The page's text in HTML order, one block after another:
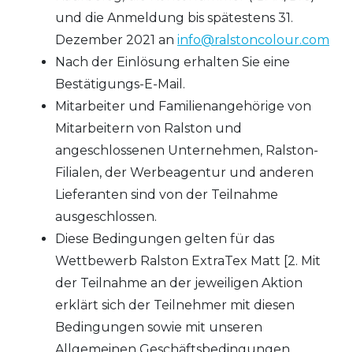
und die Anmeldung bis spätestens 31.
Dezember 2021 an info@ralstoncolour.com
Nach der Einlösung erhalten Sie eine
Bestätigungs-E-Mail.
Mitarbeiter und Familienangehörige von
Mitarbeitern von Ralston und
angeschlossenen Unternehmen, Ralston-
Filialen, der Werbeagentur und anderen
Lieferanten sind von der Teilnahme
ausgeschlossen.
Diese Bedingungen gelten für das
Wettbewerb Ralston ExtraTex Matt [2. Mit
der Teilnahme an der jeweiligen Aktion
erklärt sich der Teilnehmer mit diesen
Bedingungen sowie mit unseren